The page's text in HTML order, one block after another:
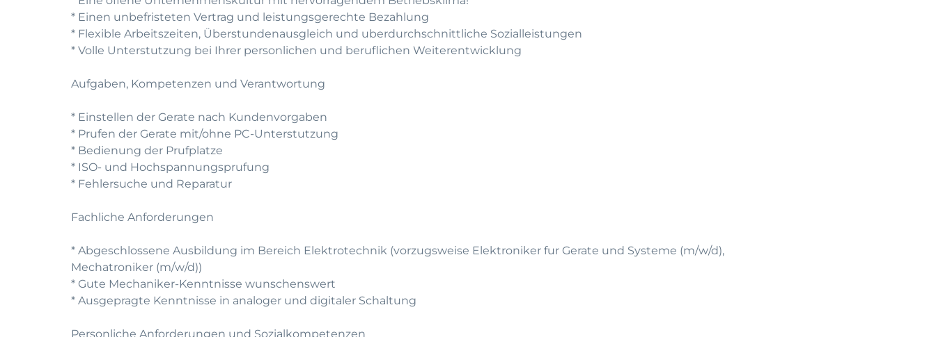
* Einen unbefristeten Vertrag und leistungsgerechte Bezahlung
* Flexible Arbeitszeiten, Überstundenausgleich und uberdurchschnittliche Sozialleistungen
* Volle Unterstutzung bei Ihrer personlichen und beruflichen Weiterentwicklung
Aufgaben, Kompetenzen und Verantwortung
* Einstellen der Gerate nach Kundenvorgaben
* Prufen der Gerate mit/ohne PC-Unterstutzung
* Bedienung der Prufplatze
* ISO- und Hochspannungsprufung
* Fehlersuche und Reparatur
Fachliche Anforderungen
* Abgeschlossene Ausbildung im Bereich Elektrotechnik (vorzugsweise Elektroniker fur Gerate und Systeme (m/w/d),
Mechatroniker (m/w/d))
* Gute Mechaniker-Kenntnisse wunschenswert
* Ausgepragte Kenntnisse in analoger und digitaler Schaltung
Personliche Anforderungen und Sozialkompetenzen